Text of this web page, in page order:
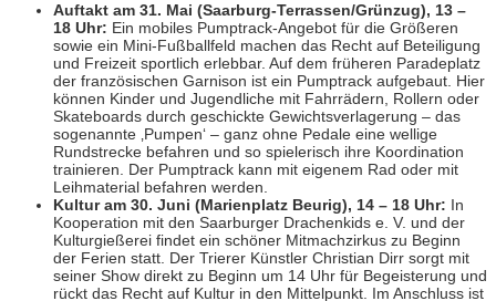
Auftakt am 31. Mai (Saarburg-Terrassen/Grünzug), 13 –
18 Uhr: Ein mobiles Pumptrack-Angebot für die Größeren
sowie ein Mini-Fußballfeld machen das Recht auf Beteiligung
und Freizeit sportlich erlebbar. Auf dem früheren Paradeplatz
der französischen Garnison ist ein Pumptrack aufgebaut. Hier
können Kinder und Jugendliche mit Fahrrädern, Rollern oder
Skateboards durch geschickte Gewichtsverlagerung – das
sogenannte ‚Pumpen‘ – ganz ohne Pedale eine wellige
Rundstrecke befahren und so spielerisch ihre Koordination
trainieren. Der Pumptrack kann mit eigenem Rad oder mit
Leihmaterial befahren werden.
Kultur am 30. Juni (Marienplatz Beurig), 14 – 18 Uhr: In
Kooperation mit den Saarburger Drachenkids e. V. und der
Kulturgießerei findet ein schöner Mitmachzirkus zu Beginn
der Ferien statt. Der Trierer Künstler Christian Dirr sorgt mit
seiner Show direkt zu Beginn um 14 Uhr für Begeisterung und
rückt das Recht auf Kultur in den Mittelpunkt. Im Anschluss ist